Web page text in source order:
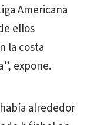
Americana
ellos
la costa
expone.
alrededor